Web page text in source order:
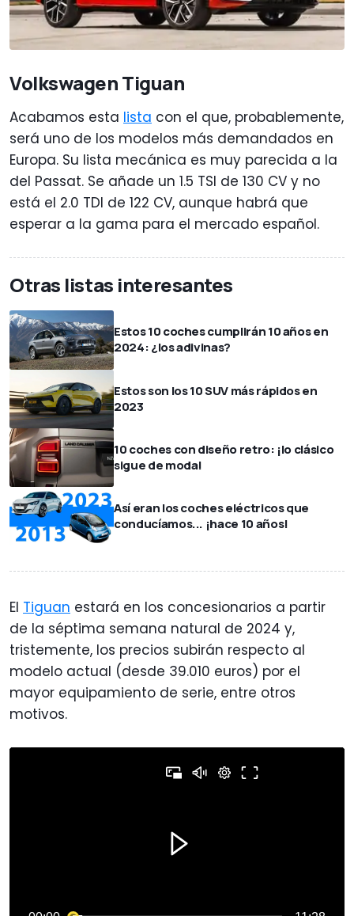
Volkswagen Tiguan
Acabamos esta lista con el que, probablemente,
será uno de los modelos más demandados en
Europa. Su lista mecánica es muy parecida a la
del Passat. Se añade un 1.5 TSI de 130 CV y no
está el 2.0 TDI de 122 CV, aunque habrá que
esperar a la gama para el mercado español.
Otras listas interesantes
Estos 10 coches cumplirán 10 años en
2024: ¿los adivinas?
Estos son los 10 SUV más rápidos en
2023
10 coches con diseño retro: ¡lo clásico
sigue de moda!
Así eran los coches eléctricos que
conducíamos... ¡hace 10 años!
El Tiguan estará en los concesionarios a partir
de la séptima semana natural de 2024 y,
tristemente, los precios subirán respecto al
modelo actual (desde 39.010 euros) por el
mayor equipamiento de serie, entre otros
motivos.